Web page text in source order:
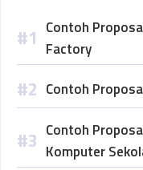
Contoh
Factory
Contoh
Contoh
Komputer